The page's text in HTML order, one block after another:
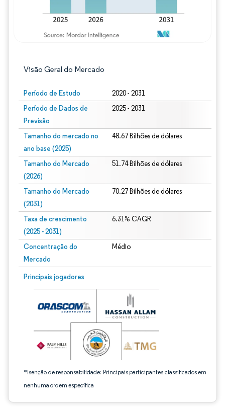
Visão Geral do Mercado
Período de Estudo 2020 - 2031
Período de Dados de
Previsão
2025 - 2031
Tamanho do mercado no
ano base (2025)
48.67 Bilhões de dólares
Tamanho do Mercado
(2026)
51.74 Bilhões de dólares
Tamanho do Mercado
(2031)
70.27 Bilhões de dólares
Taxa de crescimento
(2025 - 2031)
6.31% CAGR
Concentração do
Mercado
Médio
Principais jogadores
*Isenção de responsabilidade: Principais participantes classificados em
nenhuma ordem específica
Imagem © Mordor Intelligence. O reuso requer atribuição conforme CC BY 4.0.